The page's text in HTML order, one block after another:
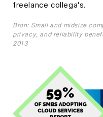
freelance collega's.
Bron: Small and midsize
privacy, and reliability
2013